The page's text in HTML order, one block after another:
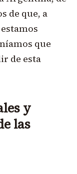
de que, a
que
de esta
y
las